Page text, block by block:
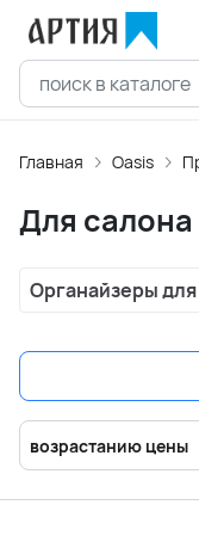
Главная Oasis
Для салона
Органайзеры для
возрастанию цены